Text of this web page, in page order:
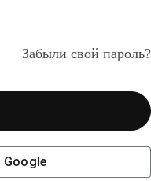
Забыли свой пароль?
Google